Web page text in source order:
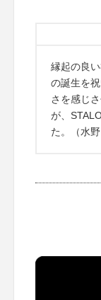
縁起の良
の誕生を
さを感じ
が、
た。（水野